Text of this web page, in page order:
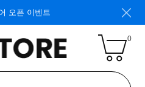
오픈 이벤트
0